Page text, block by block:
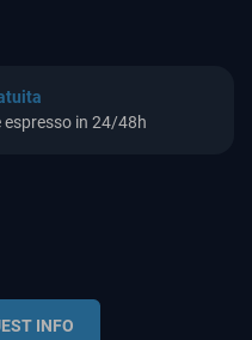
espresso in 24/48h
INFO